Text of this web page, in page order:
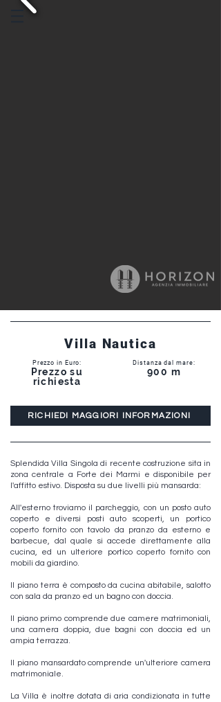
Villa Nautica
Prezzo in Euro:
Prezzo su
richiesta
Distanza dal mare:
900 m
RICHIEDI MAGGIORI INFORMAZIONI
Splendida Villa Singola di recente costruzione sita in
zona centrale a Forte dei Marmi e disponibile per
l'affitto estivo. Disposta su due livelli più mansarda:
All'esterno troviamo il parcheggio, con un posto auto
coperto e diversi posti auto scoperti, un portico
coperto fornito con tavolo da pranzo da esterno e
barbecue, dal quale si accede direttamente alla
cucina, ed un ulteriore portico coperto fornito con
mobili da giardino.
Il piano terra è composto da cucina abitabile, salotto
con sala da pranzo ed un bagno con doccia.
Il piano primo comprende due camere matrimoniali,
una camera doppia, due bagni con doccia ed un
ampia terrazza.
Il piano mansardato comprende un'ulteriore camera
matrimoniale.
La Villa è inoltre dotata di aria condizionata in tutte